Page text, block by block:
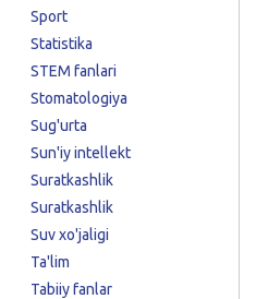
Sport
Statistika
STEM fanlari
Stomatologiya
Sug'urta
Sun'iy intellekt
Suratkashlik
Suratkashlik
Suv xo'jaligi
Ta'lim
Tabiiy fanlar